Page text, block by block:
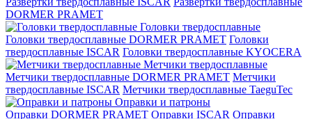
DORMER PRAMET
Головки твердосплавные
Головки твердосплавные DORMER PRAMET Головки
твердосплавные ISCAR Головки твердосплавные KYOCERA
Метчики твердосплавные
Метчики твердосплавные DORMER PRAMET Метчики
твердосплавные ISCAR Метчики твердосплавные TaeguTec
Оправки и патроны
Оправки DORMER PRAMET Оправки ISCAR Оправки